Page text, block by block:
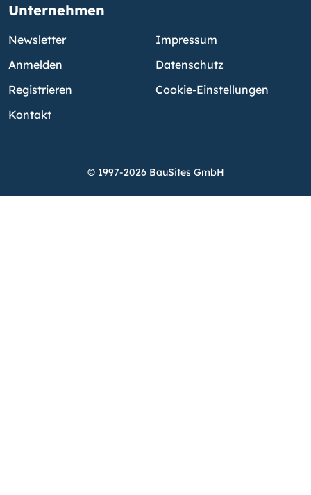
Unternehmen
Newsletter
Anmelden
Registrieren
Kontakt
Impressum
Datenschutz
Cookie-Einstellungen
© 1997-2026 BauSites GmbH